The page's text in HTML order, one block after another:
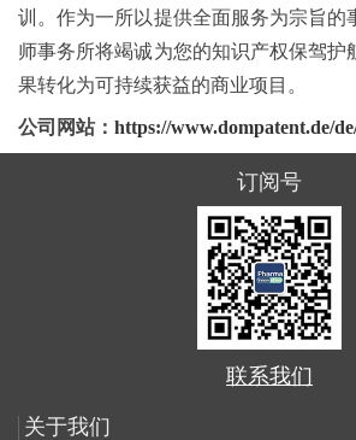
训。作为一所以提供全面服务为宗旨的
师事务所将竭诚为您的知识产权保驾护
果转化为可持续获益的商业项目。
公司网站： https://www.dompatent.de/
订阅号
联系我们
关于我们